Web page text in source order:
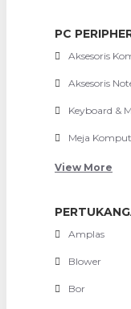
PC
Aksesoris
Aksesoris
Keyboard &
Meja
View More
Amplas
Blower
Bor